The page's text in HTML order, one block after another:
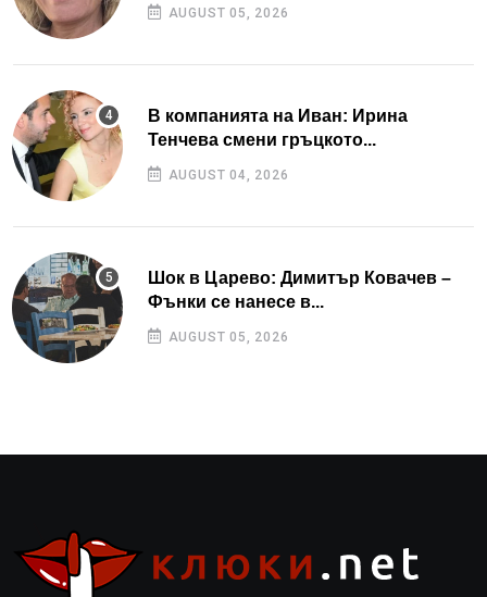
AUGUST 05, 2026
В компанията на Иван: Ирина
Тенчева смени гръцкото...
AUGUST 04, 2026
Шок в Царево: Димитър Ковачев –
Фънки се нанесе в...
AUGUST 05, 2026